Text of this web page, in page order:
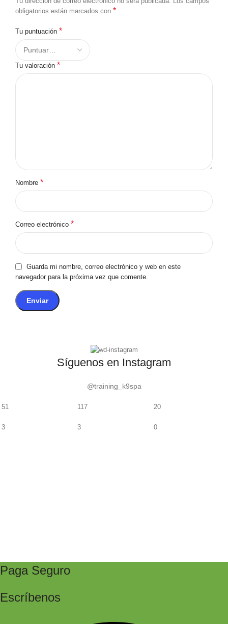
obligatorios están marcados con *
Tu puntuación *
Tu valoración *
Nombre *
Correo electrónico *
Guarda mi nombre, correo electrónico y web en este
navegador para la próxima vez que comente.
Síguenos en Instagram
@training_k9spa
51
3
117
3
20
0
Paga Seguro
Escríbenos